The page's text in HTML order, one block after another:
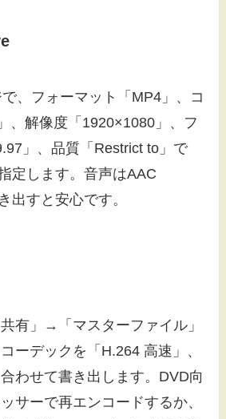
で、フォーマット「MP4」、コ
、解像度「1920×1080」、フ
」、品質「Restrict to」で
定します。音声はAAC
出すと安心です。
有」→「マスターファイル」
ーデックを「H.264 高速」、
わせて書き出します。DVD向
サーで再エンコードするか、